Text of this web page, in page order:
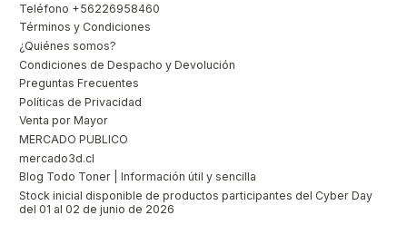
Teléfono +56226958460
Términos y Condiciones
¿Quiénes somos?
Condiciones de Despacho y Devolución
Preguntas Frecuentes
Políticas de Privacidad
Venta por Mayor
MERCADO PUBLICO
mercado3d.cl
Blog Todo Toner | Información útil y sencilla
Stock inicial disponible de productos participantes del Cyber Day
del 01 al 02 de junio de 2026